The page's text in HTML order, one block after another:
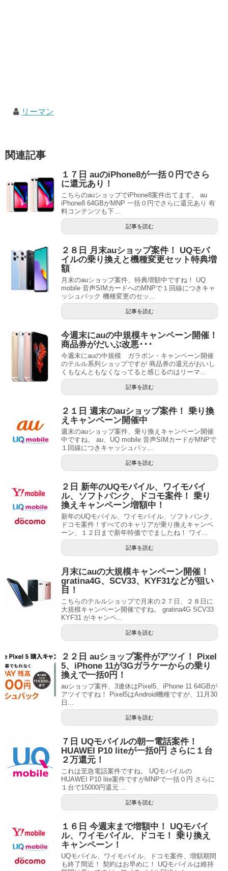
リーマン
関連記事
１７日 auのiPhone8が一括０円でさら
に還元あり！
こちらのauショップでiPhone8案件出てます。 au
iPhone8 64GBがMNP 一括０円でさらに還元あり 有
料コンテンツも下...
記事を読む
２８日 月末auショップ案件！ UQモバ
イルの乗り換えと機種変更セット特典増
額
月末のauショップ案件、特典増額中ですね！ UQ
mobile 音声SIMカードへのMNPで１回線につきキャ
ッシュバック 機種変更のセッ...
記事を読む
今週末にauの中規模キャンペーン開催！
商品券がだいぶ改悪･･･
今週末にauの中規模 ガラポン・キャンペーン開催
のテルル系列ショップですが 商品券の還元がおいし
くもなんともなくなってると感じるのはリーマ...
記事を読む
２１日 週末のauショップ案件！ 乗り換
えキャンペーン開催中
週末のauショップ案件、乗り換えキャンペーン開催
中ですね。 au、UQ mobile 音声SIMカードがMNPで
１回線につきキャッシュバッ...
記事を読む
２日 新年のUQモバイル、ワイモバイ
ル、ソフトバンク、ドコモ案件！ 乗り
換えキャンペーン増額中！
新年のUQモバイル、ワイモバイル、ソフトバンク、
ドコモ案件！すべてのキャリアが乗り換えキャンペ
ーン、１２日まで新年特価ででましたね！ ワイ...
記事を読む
月末にauの大規模キャンペーン開催！
gratina4G、SCV33、KYF31などが狙い
目！
こちらのテルルショップで月末の２７日、２８日に
大規模キャンペーン開催ですね。 gratina4G SCV33
KYF31 がキャンペ...
記事を読む
２２日 auショップ案件がアツイ！ Pixel
5、iPhone 11が3Gガラケーからの乗り
換えで一括0円！
auショップ案件、3連休はPixel5、iPhone 11 64GBが
アツイですね！ Pixel5はAndroid機種ですが、11月30
日...
記事を読む
７日 UQモバイルの朝一電話案件！
HUAWEI P10 liteが一括0円 さらに１台
２万還元！
これは至急電話案件ですね。 UQモバイルの
HUAWEI P10 lite案件ですがMNPで一括０円 さらに
１台で15000円還元 ...
記事を読む
１６日 今週末まで増額中！ UQモバイ
ル、ワイモバイル、ドコモ！ 乗り換え
キャンペーン！
UQモバイル、ワイモバイル、ドコモ案件、増額期間
も終了間近！ 契約はお早めに！ UQモバイルは維持